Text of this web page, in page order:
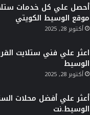
أحصل علي كل خدمات
موقع الوسيط الكويتي
أكتوبر 28, 2025
اعثر علي فني ستلايت
الوسيط
أكتوبر 28, 2025
أعثر علي أفضل محلات
الوسيط.نت